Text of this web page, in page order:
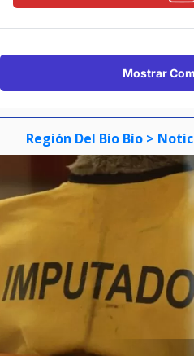
Mostrar
Región Del Bío Bío >